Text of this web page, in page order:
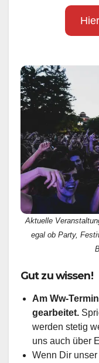
Aktuelle
egal ob Party,
Gut zu wissen!
Am Ww-
gearbeitet.
werden stetig
uns auch über
Wenn Dir